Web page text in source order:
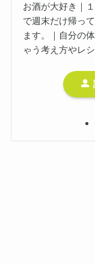
お酒が大好き｜
で週末だけ帰っ
ます。｜自分の
ゃう考え方やレ